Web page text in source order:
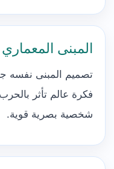
المبنى المعماري
تصميم المبنى نفسه
فكرة عالم تأثر
شخصية بصرية قوية.